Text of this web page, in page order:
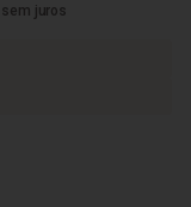
juros